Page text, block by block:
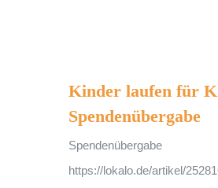
Kinder laufen für
Spendenübergabe
Spendenübergabe
https://lokalo.de/artikel/